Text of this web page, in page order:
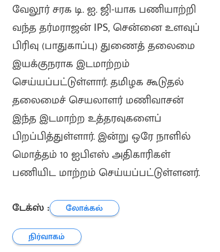
வேலூர் சரக டி. ஐ. ஜி-யாக பணியாற்றி
வந்த தர்மராஜன் IPS, சென்னை உளவுப்
பிரிவு (பாதுகாப்பு) துணைத் தலைமை
இயக்குநராக இடமாற்றம்
செய்யப்பட்டுள்ளார். தமிழக கூடுதல்
தலைமைச் செயலாளர் மணிவாசன்
இந்த இடமாற்ற உத்தரவுகளைப்
பிறப்பித்துள்ளார். இன்று ஒரே நாளில்
மொத்தம் 10 ஐபிஎஸ் அதிகாரிகள்
பணியிட மாற்றம் செய்யப்பட்டுள்ளனர்.
டேக்ஸ் :
லோக்கல்
நிர்வாகம்